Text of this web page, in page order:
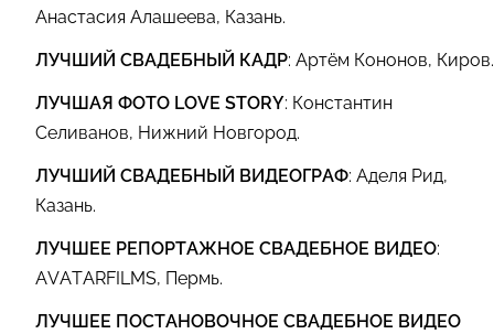
Анастасия Алашеева, Казань.
ЛУЧШИЙ СВАДЕБНЫЙ КАДР: Артём Кононов, Киров.
ЛУЧШАЯ ФОТО LOVE STORY: Константин
Селиванов, Нижний Новгород.
ЛУЧШИЙ СВАДЕБНЫЙ ВИДЕОГРАФ: Аделя Рид,
Казань.
ЛУЧШЕЕ РЕПОРТАЖНОЕ СВАДЕБНОЕ ВИДЕО:
AVATARFILMS, Пермь.
ЛУЧШЕЕ ПОСТАНОВОЧНОЕ СВАДЕБНОЕ ВИДЕО